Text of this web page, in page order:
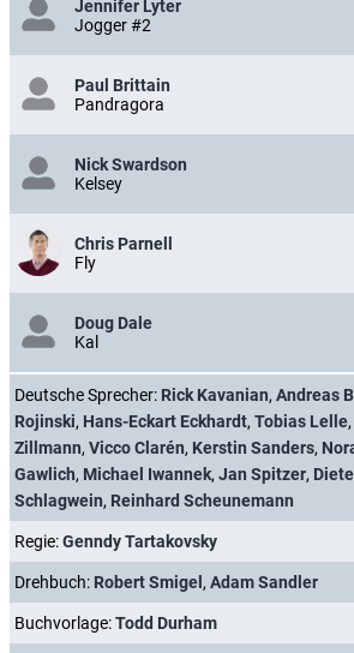
Jennifer Lyter
Jogger #2
Paul Brittain
Pandragora
Nick Swardson
Kelsey
Chris Parnell
Fly
Doug Dale
Kal
Deutsche Sprecher: Rick Kavanian, Andreas
Rojinski, Hans-Eckart Eckhardt, Tobias Lelle,
Zillmann, Vicco Clarén, Kerstin Sanders,
Gawlich, Michael Iwannek, Jan Spitzer,
Schlagwein, Reinhard Scheunemann
Regie:Genndy Tartakovsky
Drehbuch: Robert Smigel , Adam Sandler
Buchvorlage:Todd Durham